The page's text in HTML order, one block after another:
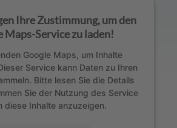
Ihre Zustimmung, um den
Maps-Service zu laden!
Google Maps, um Inhalte
Service kann Daten zu Ihren
Bitte lesen Sie die Details
Sie der Nutzung des Service
diese Inhalte anzuzeigen.